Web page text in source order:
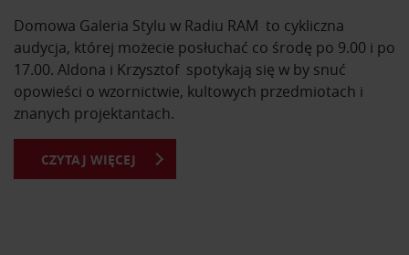
Domowa Galeria Stylu w Radiu RAM to cykliczna
audycja, której możecie posłuchać co środę po 9.00 i po
17.00. Aldona i Krzysztof spotykają się w by snuć
opowieści o wzornictwie, kultowych przedmiotach i
znanych projektantach.
Z Domowej Galerii Stylu dowiesz się o kultowych
CZYTAJ WIĘCEJ